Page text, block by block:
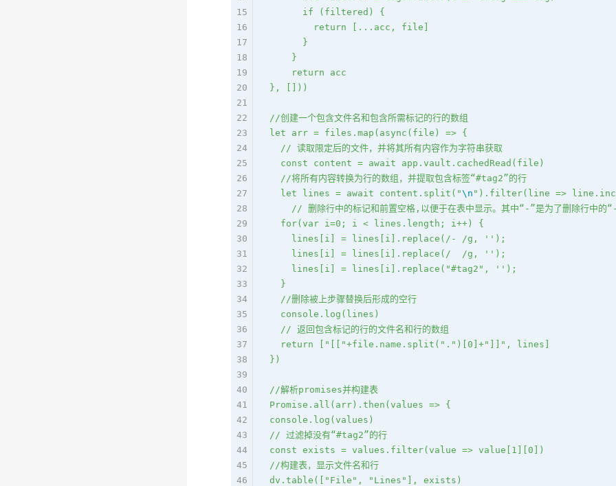
      if (filtered) {
        return [...acc, file]
      }
    }
    return acc
}, []))
//创建一个包含文件名和包含所需标记的行的数组
let arr = files.map(async(file) => {
  // 读取限定后的文件，并将其所有内容作为字符串获取
  const content = await app.vault.cachedRead(file)
  //将所有内容转换为行的数组，并提取包含标签“#tag2”的行
  let lines = await content.split("
\n ").filter(line =>
// 删除行中的标记和前置空格,以便于在表中显示。其中“-”是为了删除行中
  for(var i=0; i < lines.length; i++) {
    lines[i] = lines[i].replace(/- /g, '');
    lines[i] = lines[i].replace(/  /g, '');
    lines[i] = lines[i].replace("#tag2", '');
  }
  //删除被上步骤替换后形成的空行
  console.log(lines)
  // 返回包含标记的行的文件名和行的数组
  return ["[["+file.name.split(".")[0]+"]]", lines]
})
//解析promises并构建表
Promise.all(arr).then(values => {
console.log(values)
// 过滤掉没有“#tag2”的行
const exists = values.filter(value => value[1][0])
//构建表，显示文件名和行
dv.table(["File", "Lines"], exists)
15
16
17
18
19
20
21
22
23
24
25
26
27
28
29
30
31
32
33
34
35
36
37
38
39
40
41
42
43
44
45
46